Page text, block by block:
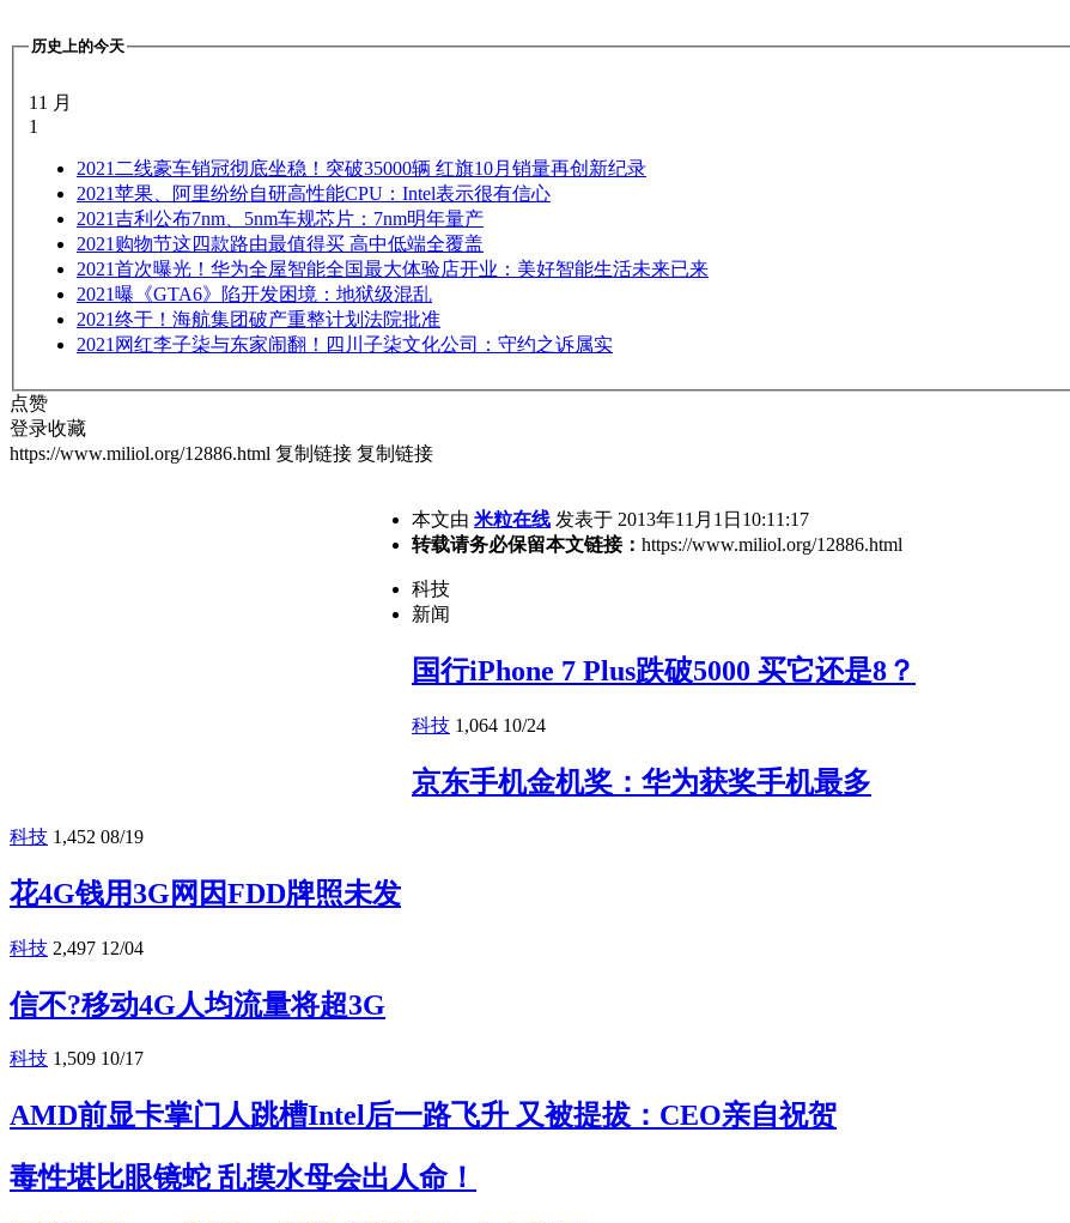
历史上的今天
11 月
1
2021 二线豪车销冠彻底坐稳！突破35000辆 红旗10月销量再创新纪录
2021苹果、阿里纷纷自研高性能CPU：Intel表示很有信心
2021吉利公布7nm、5nm车规芯片：7nm明年量产
2021 购物节这四款路由最值得买 高中低端全覆盖
2021首次曝光！华为全屋智能全国最大体验店开业：美好智能生活未来已来
2021曝《GTA6》陷开发困境：地狱级混乱
2021终于！海航集团破产重整计划法院批准
2021 网红李子柒与东家闹翻！四川子柒文化公司：守约之诉属实
点赞
登录收藏
https://www.miliol.org/12886.html 复制链接 复制链接
本文由 米粒在线 发表于 2013年11月1日10:11:17
转载请务必保留本文链接： https://www.miliol.org/12886.html
科技
新闻
国行iPhone 7 Plus跌破5000 买它还是8？
科技 1,064 10/24
京东手机金机奖：华为获奖手机最多
科技 1,452 08/19
花4G钱用3G网因FDD牌照未发
科技 2,497 12/04
信不?移动4G人均流量将超3G
科技 1,509 10/17
AMD前显卡掌门人跳槽Intel后一路飞升 又被提拔：CEO亲自祝贺
毒性堪比眼镜蛇 乱摸水母会出人命！